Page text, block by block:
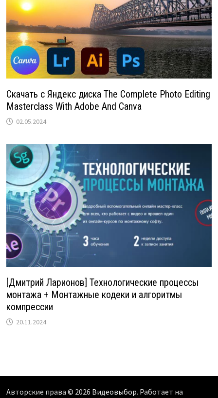
Скачать с Яндекс диска The Complete Photo Editing
Masterclass With Adobe And Canva
02.05.2024
[Дмитрий Ларионов] Технологические процессы
монтажа + Монтажные кодеки и алгоритмы
компрессии
20.11.2024
Авторские права © 2026 Видеовыбор. Работает на